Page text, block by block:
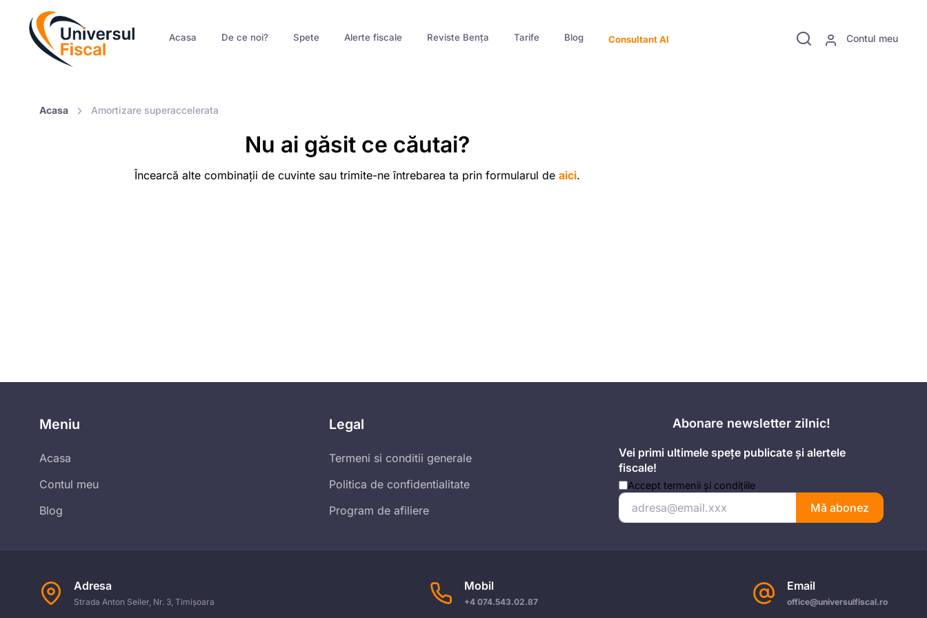
Contul meu
Acasa De ce noi? Spete Alerte fiscale Reviste Bența Tarife Blog Consultant AI
Acasa Amortizare superaccelerata
Nu ai găsit ce căutai?
Încearcă alte combinații de cuvinte sau trimite-ne întrebarea ta prin formularul de aici.
Meniu
Acasa
Contul meu
Blog
Legal
Termeni si conditii generale
Politica de confidentialitate
Program de afiliere
Abonare newsletter zilnic!
Vei primi ultimele spețe publicate și alertele
fiscale!
Accept termenii și condițiile
Mă abonez
Adresa
Strada Anton Seiler, Nr. 3, Timișoara
Mobil
+4 074.543.02.87
Email
office@universulfiscal.ro